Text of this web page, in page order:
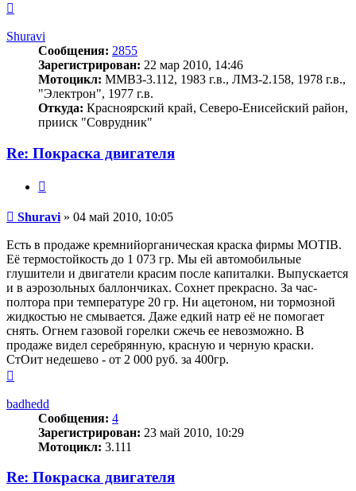
началу
Shuravi
Сообщения: 2855
Зарегистрирован: 22 мар 2010, 14:46
Мотоцикл: ММВЗ-3.112, 1983 г.в., ЛМЗ-2.158, 1978 г.в.,
"Электрон", 1977 г.в.
Откуда: Красноярский край, Северо-Енисейский район,
прииск "Соврудник"
Re: Покраска двигателя
Сообщение
Shuravi » 04 май 2010, 10:05
Есть в продаже кремнийорганическая краска фирмы MOTIB.
Её термостойкость до 1 073 гр. Мы ей автомобильные
глушители и двигатели красим после капиталки. Выпускается
и в аэрозольных баллончиках. Сохнет прекрасно. За час-
полтора при температуре 20 гр. Ни ацетоном, ни тормозной
жидкостью не смывается. Даже едкий натр её не помогает
снять. Огнем газовой горелки сжечь ее невозможно. В
продаже видел серебрянную, красную и черную краски.
СтОит недешево - от 2 000 руб. за 400гр.
началу
badhedd
Сообщения: 4
Зарегистрирован: 23 май 2010, 10:29
Мотоцикл: 3.111
Re: Покраска двигателя